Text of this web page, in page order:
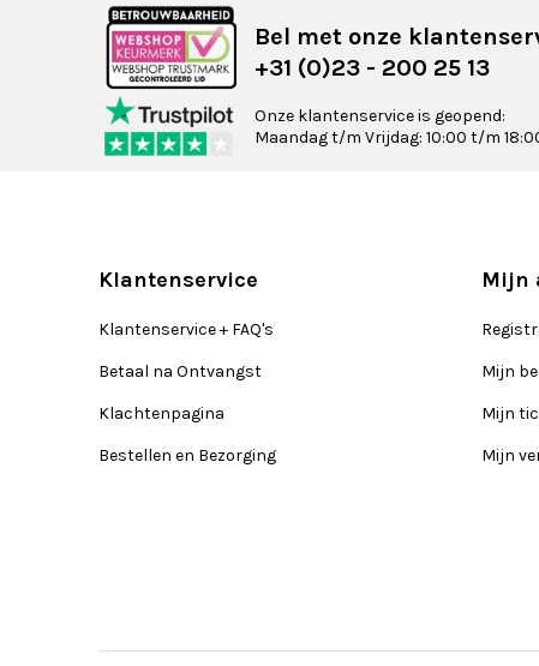
Bel met onze
+31 (0)23 - 200 25 13
Onze klantenservice is geopend:
Maandag t/m Vrijdag: 10:00 t/m
Klantenservice
Klantenservice + FAQ's
Betaal na Ontvangst
Klachtenpagina
Bestellen en Bezorging
Mijn
Mijn
Mijn
Mijn